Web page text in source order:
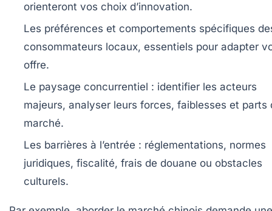
orienteront vos choix d’innovation.
Les préférences et comportements spécifiques
consommateurs locaux, essentiels pour adapter
offre.
Le paysage concurrentiel : identifier les acteurs
majeurs, analyser leurs forces, faiblesses et parts
marché.
Les barrières à l’entrée : réglementations, normes
juridiques, fiscalité, frais de douane ou obstacles
culturels.